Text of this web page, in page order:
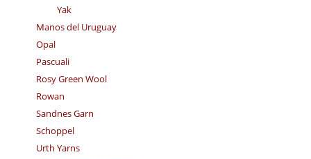
Yak
Manos del Uruguay
Opal
Pascuali
Rosy Green Wool
Rowan
Sandnes Garn
Schoppel
Urth Yarns